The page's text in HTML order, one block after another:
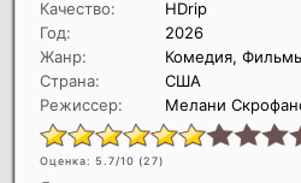
Качество:
HDrip
Год:
2026
Жанр:
Комедия,
Страна:
США
Режиссер:
Мелани
Оценка: 5.7/10 (27)